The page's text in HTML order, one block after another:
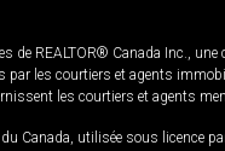
de REALTOR® Canada Inc.,
les courtiers et agents
les courtiers et agents
Canada, utilisée sous licence